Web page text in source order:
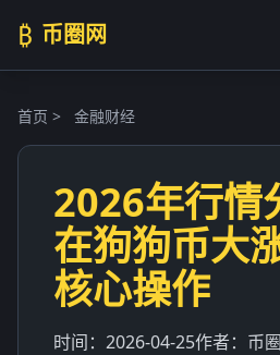
₿ 币圈网
首页 > 金融财经
2026年行情
在狗狗币大
核心操作
时间： 2026-04-25作者： 币